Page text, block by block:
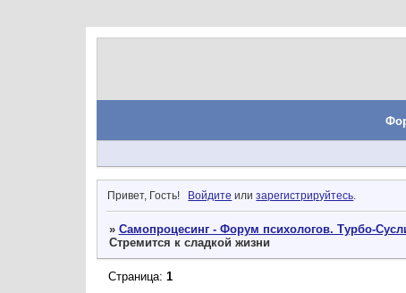
Привет, Гость! Войдите илизарегистрируйтесь
» Самопроцесинг - Форум психологов. Турбо-
Стремится к сладкой жизни
Страница: 1